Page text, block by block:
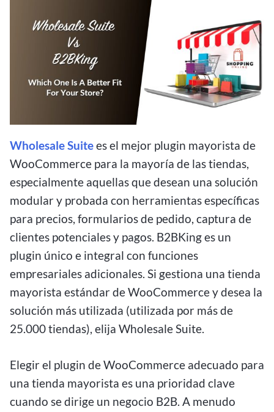
Wholesale Suitees el mejor plugin mayorista de
WooCommerce para la mayoría de las tiendas,
especialmente aquellas que desean una solución
modular y probada con herramientas específicas
para precios, formularios de pedido, captura de
clientes potenciales y pagos. B2BKing es un
plugin único e integral con funciones
empresariales adicionales. Si gestiona una tienda
mayorista estándar de WooCommerce y desea la
solución más utilizada (utilizada por más de
25.000 tiendas), elija Wholesale Suite.
Elegir el plugin de WooCommerce adecuado para
una tienda mayorista es una prioridad clave
cuando se dirige un negocio B2B. A menudo